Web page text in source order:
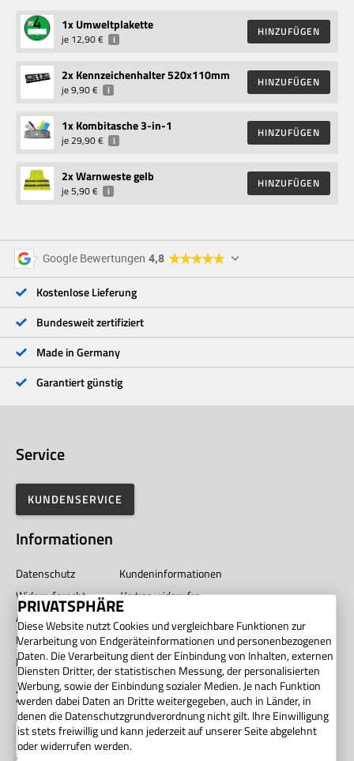
1x Umweltplakette
je 12,90 € i
HINZUFÜGEN
2x Kennzeichenhalter 520x110mm
je9,90 € i
HINZUFÜGEN
1x Kombitasche 3-in-1
je29,90 € i
HINZUFÜGEN
2x Warnweste gelb
je5,90 € i
HINZUFÜGEN
Google Bewertungen 4,8
4 Sterne
3 Sterne
<1 %
2 Sterne
1 Stern
<1 %
Kostenlose Lieferung
Bundesweit zertifiziert
Made in Germany
Garantiert günstig
Service
KUNDENSERVICE
Informationen
Datenschutz
Kundeninformationen
Widerrufsrecht
Vertrag widerrufen
AGB
Barrierefreiheit
Unternehmen
Privatsphäre
Zahlung
PRIVATSPHÄRE
Diese Website nutzt Cookies und vergleichbare Funktionen zur
Verarbeitung von Endgeräteinformationen und personenbezogenen
Daten. Die Verarbeitung dient der Einbindung von Inhalten, externen
Diensten Dritter, der statistischen Messung, der personalisierten
Werbung, sowie der Einbindung sozialer Medien. Je nach Funktion
werden dabei Daten an Dritte weitergegeben, auch in Länder, in
denen die Datenschutzgrundverordnung nicht gilt. Ihre Einwilligung
ist stets freiwillig und kann jederzeit auf unserer Seite abgelehnt
oder widerrufen werden.